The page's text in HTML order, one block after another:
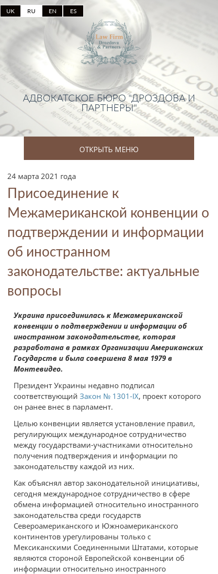
UK RU EN ES
АДВОКАТСКОЕ БЮРО "ДРОЗДОВА И
ПАРТНЕРЫ"
ОТКРЫТЬ МЕНЮ
24 марта 2021 года
Присоединение к
Межамериканской конвенции о
подтверждении и информации
об иностранном
законодательстве: актуальные
вопросы
Украина присоединилась к Межамериканской
конвенции о подтверждении и информации об
иностранном законодательстве, которая
разработана в рамках Организации Американских
Государств и была совершена 8 мая 1979 в
Монтевидео.
Президент Украины недавно подписал
соответствующий Закон № 1301-ІХ, проект которого
он ранее внес в парламент.
Целью конвенции является установление правил,
регулирующих международное сотрудничество
между государствами-участниками относительно
получения подтверждения и информации по
законодательству каждой из них.
Как объяснял автор законодательной инициативы,
сегодня международное сотрудничество в сфере
обмена информацией относительно иностранного
законодательства среди государств
Североамериканского и Южноамериканского
континентов урегулированы только с
Мексиканскими Соединенными Штатами, которые
являются стороной Европейской конвенции об
информации относительно иностранного